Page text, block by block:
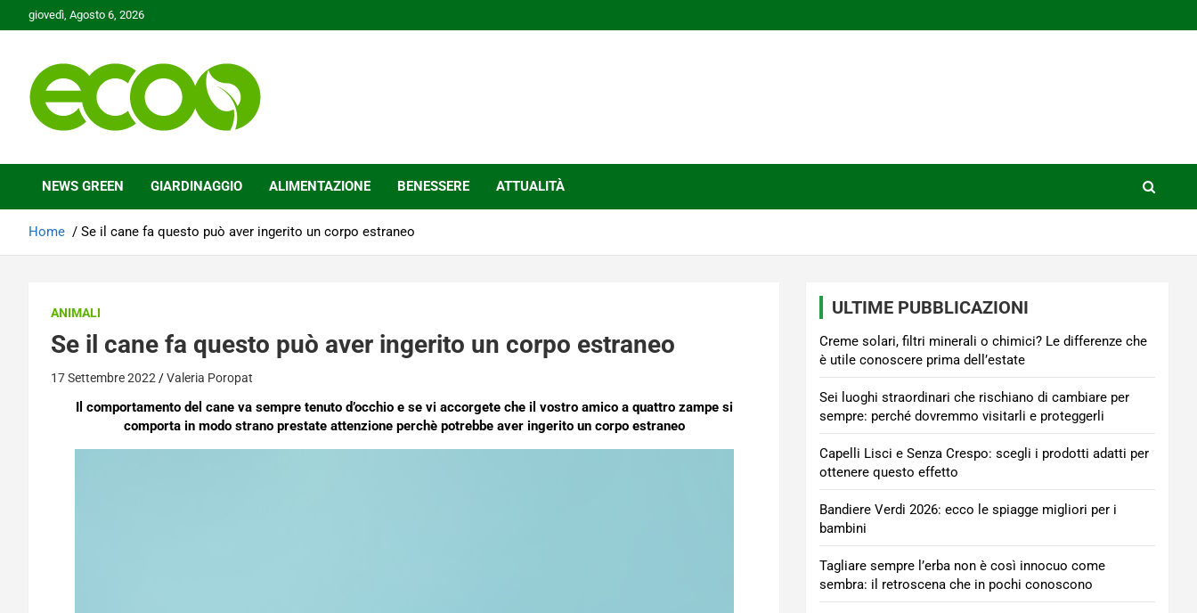
to
giovedì, Agosto 6, 2026
Ecoo.it
NEWS GREEN GIARDINAGGIO ALIMENTAZIONE BENESSERE ATTUALITÀ
Home Se il cane fa questo può aver ingerito un corpo estraneo
ANIMALI
Se il cane fa questo può aver ingerito un corpo estraneo
17 Settembre 2022 Valeria Poropat
Il comportamento del cane va sempre tenuto d’occhio e se vi accorgete che il vostro amico a quattro zampe si
comporta in modo strano prestate attenzione perchè potrebbe aver ingerito un corpo estraneo
ULTIME PUBBLICAZIONI
Creme solari, filtri minerali o chimici? Le differenze che
è utile conoscere prima dell’estate
Sei luoghi straordinari che rischiano di cambiare per
sempre: perché dovremmo visitarli e proteggerli
Capelli Lisci e Senza Crespo: scegli i prodotti adatti per
ottenere questo effetto
Bandiere Verdi 2026: ecco le spiagge migliori per i
bambini
Tagliare sempre l’erba non è così innocuo come
sembra: il retroscena che in pochi conoscono